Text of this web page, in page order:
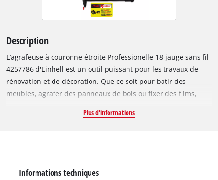
Description
L’agrafeuse à couronne étroite Professionelle 18-jauge sans fil
4257786 d'Einhell est un outil puissant pour les travaux de
rénovation et de décoration. Que ce soit pour batir des
meubles, agrafer des panneaux de bois ou fixer des films,
l’agrafeuse sans fil permet de choisir facilement entre le tir
Plus d'informations
Informations techniques